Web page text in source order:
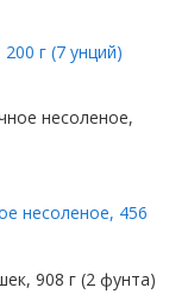
г (7 унций)
несоленое, 456